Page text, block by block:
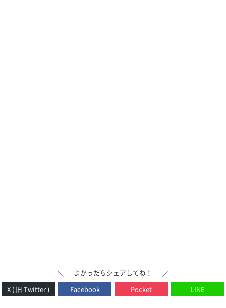
＼ よかったらシェアしてね！
／
X ( 旧 Twitter )
Facebook Pocket LINE